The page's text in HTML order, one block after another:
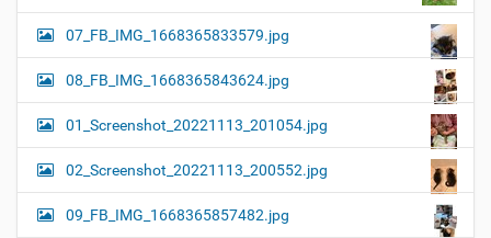
07_FB_IMG_1668365833579.jpg
08_FB_IMG_1668365843624.jpg
01_Screenshot_20221113_201054.jpg
02_Screenshot_20221113_200552.jpg
09_FB_IMG_1668365857482.jpg